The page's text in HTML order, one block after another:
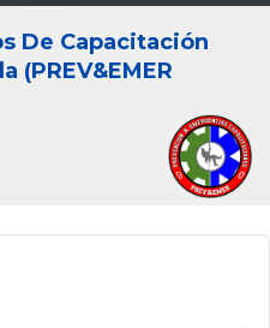
De Capacitación
(PREV&EMER